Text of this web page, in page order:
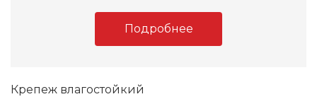
Подробнее
Крепеж влагостойкий